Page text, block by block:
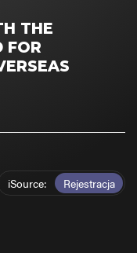
THE
FOR
iSource Rejestracja